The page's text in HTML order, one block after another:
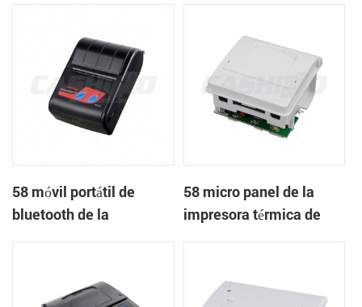
58 móvil portátil de
bluetooth de la
58 micro panel de la
impresora térmica de